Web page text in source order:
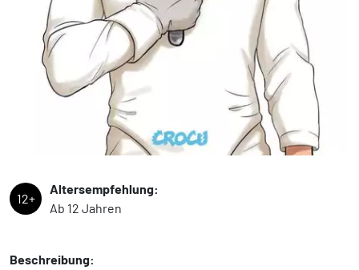
12+
Altersempfehlung:
Ab 12 Jahren
Beschreibung: